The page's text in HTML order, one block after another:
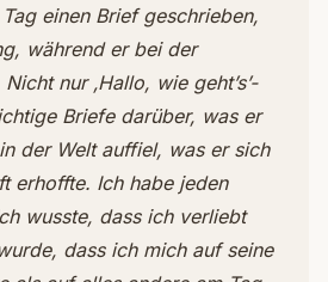
einen Brief geschrieben,
während er bei der
nur ‚Hallo, wie geht’s’-
Briefe darüber, was er
der Welt auffiel, was er sich
erhoffte. Ich habe jeden
wusste, dass ich verliebt
dass ich mich auf seine